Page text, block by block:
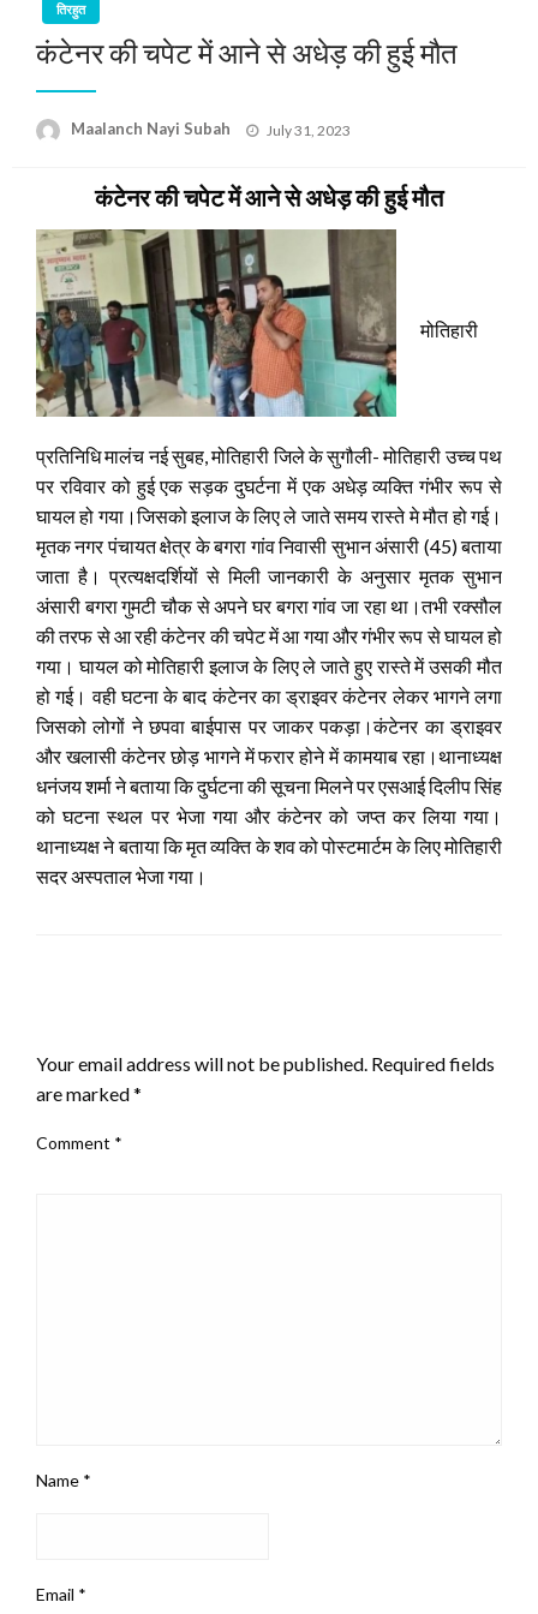
तिरहुत
कंटेनर की चपेट में आने से अधेड़ की हुई मौत
Maalanch Nayi Subah
Posted
July 31, 2023
कंटेनर की चपेट में आने से अधेड़ की हुई मौत
मोतिहारी
प्रतिनिधि मालंच नई सुबह, मोतिहारी जिले के सुगौली- मोतिहारी उच्च पथ
पर रविवार को हुई एक सड़क दुघर्टना में एक अधेड़ व्यक्ति गंभीर रूप से
घायल हो गया।जिसको इलाज के लिए ले जाते समय रास्ते मे मौत हो गई।
मृतक नगर पंचायत क्षेत्र के बगरा गांव निवासी सुभान अंसारी (45) बताया
जाता है। प्रत्यक्षदर्शियों से मिली जानकारी के अनुसार मृतक सुभान
अंसारी बगरा गुमटी चौक से अपने घर बगरा गांव जा रहा था।तभी रक्सौल
की तरफ से आ रही कंटेनर की चपेट में आ गया और गंभीर रूप से घायल हो
गया। घायल को मोतिहारी इलाज के लिए ले जाते हुए रास्ते में उसकी मौत
हो गई। वही घटना के बाद कंटेनर का ड्राइवर कंटेनर लेकर भागने लगा
जिसको लोगों ने छपवा बाईपास पर जाकर पकड़ा।कंटेनर का ड्राइवर
और खलासी कंटेनर छोड़ भागने में फरार होने में कामयाब रहा।थानाध्यक्ष
धनंजय शर्मा ने बताया कि दुर्घटना की सूचना मिलने पर एसआई दिलीप सिंह
को घटना स्थल पर भेजा गया और कंटेनर को जप्त कर लिया गया।
थानाध्यक्ष ने बताया कि मृत व्यक्ति के शव को पोस्टमार्टम के लिए मोतिहारी
सदर अस्पताल भेजा गया।
Your email address will not be published. Required fields
are marked*
Comment *
Name *
Email *